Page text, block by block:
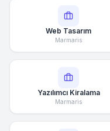
Web Tasarım
Marmaris
Yazılımcı Kiralama
Marmaris